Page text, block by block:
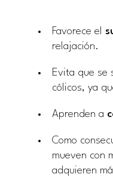
Favorece el
relajación.
Evita que se
cólicos, ya
Aprenden a
Como
mueven con
adquieren